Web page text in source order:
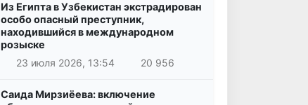
Из Египта в Узбекистан экстрадирован
особо опасный преступник,
находившийся в международном
розыске
23 июля 2026, 13:54
20 956
Саида Мирзиёева: включение